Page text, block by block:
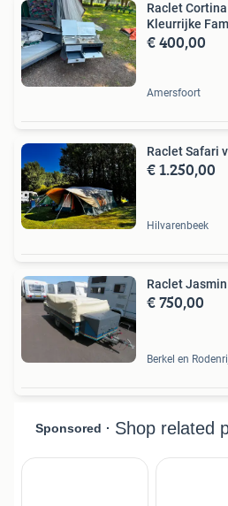
Raclet
Kleurrijke
€ 400,00
Amersfoort
Raclet Safari
€ 1.250,00
Hilvarenbeek
Raclet
€ 750,00
Berkel en